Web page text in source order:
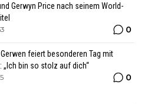
Gerwyn Price nach seinem World-
0
feiert besonderen Tag mit
„Ich bin so stolz auf dich“
0